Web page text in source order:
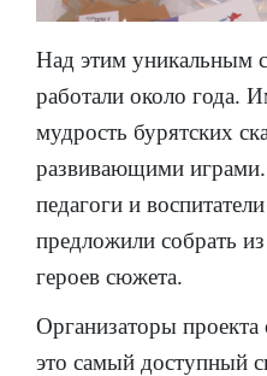
Над этим уникальным
работали около года.
мудрость бурятских
развивающими
педагоги и
предложили собрать
героев сюжета.
Организаторы проекта
это самый доступный